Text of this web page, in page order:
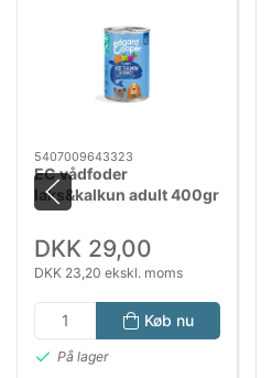
5407009643323
EC vådfoder
laks&kalkun adult 400gr
DKK 29,00
DKK 23,20 ekskl. moms
Køb nu
På lager